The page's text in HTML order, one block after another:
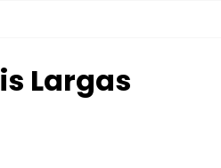
Largas